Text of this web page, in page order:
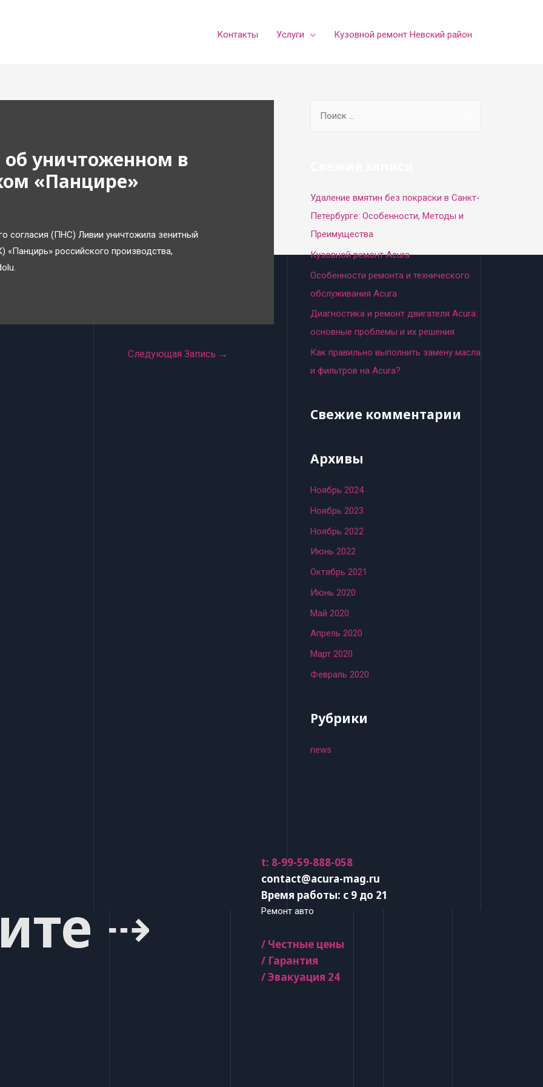
Контакты Услуги Кузовной ремонт Невский район
об уничтоженном в
«Панцире»
согласия (ПНС) Ливии уничтожила зенитный
российского производства,
Следующая Запись →
h
f
o
r
:
Удаление вмятин без покраски в Санкт-
Петербурге: Особенности, Методы и
Преимущества
Кузовной ремонт Acura
Особенности ремонта и технического
обслуживания Acura
Диагностика и ремонт двигателя Acura:
основные проблемы и их решения
Как правильно выполнить замену масла
и фильтров на Acura?
Свежие комментарии
Архивы
Ноябрь 2024
Ноябрь 2023
Ноябрь 2022
Июнь 2022
Октябрь 2021
Июнь 2020
Май 2020
Апрель 2020
Март 2020
Февраль 2020
Рубрики
news
⇢
t: 8-99-59-888-058
contact@acura-mag.ru
Время работы: с 9 до 21
Ремонт авто
/ Честные цены
/ Гарантия
/ Эвакуация 24